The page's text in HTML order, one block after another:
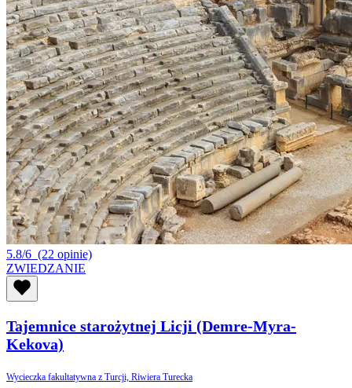
5.8/6 (22 opinie)
ZWIEDZANIE
Tajemnice starożytnej Licji (Demre-Myra-
Kekova)
Wycieczka fakultatywna z Turcji, Riwiera Turecka